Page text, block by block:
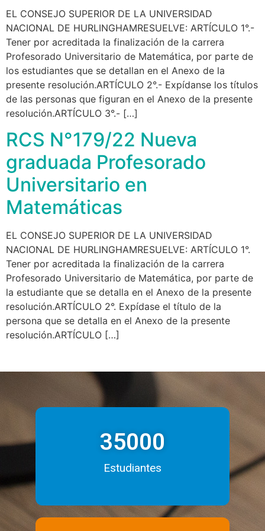
EL CONSEJO SUPERIOR DE LA UNIVERSIDAD
NACIONAL DE HURLINGHAMRESUELVE: ARTÍCULO 1°.-
Tener por acreditada la finalización de la carrera
Profesorado Universitario de Matemática, por parte de
los estudiantes que se detallan en el Anexo de la
presente resolución.ARTÍCULO 2°.- Expídanse los títulos
de las personas que figuran en el Anexo de la presente
resolución.ARTÍCULO 3°.- […]
RCS N°179/22 Nueva
graduada Profesorado
Universitario en
Matemáticas
EL CONSEJO SUPERIOR DE LA UNIVERSIDAD
NACIONAL DE HURLINGHAMRESUELVE: ARTÍCULO 1°.
Tener por acreditada la finalización de la carrera
Profesorado Universitario de Matemática, por parte de
la estudiante que se detalla en el Anexo de la presente
resolución.ARTÍCULO 2°. Expídase el título de la
persona que se detalla en el Anexo de la presente
resolución.ARTÍCULO […]
35000
Estudiantes